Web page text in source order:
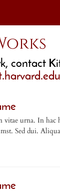
contact
vitae urna. In hac
Sed dui. Aliqua